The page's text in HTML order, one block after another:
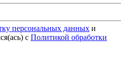
персональных данных и
с Политикой обработки